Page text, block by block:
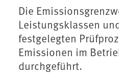
Die
Leistungsklassen
festgelegten
Emissionen im
durchgeführt.